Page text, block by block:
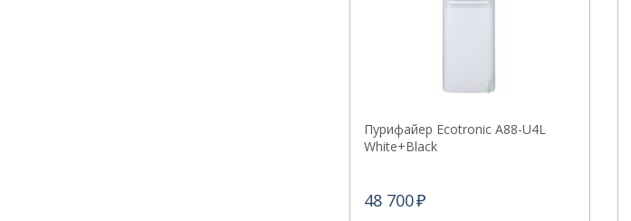
Пурифайер Ecotronic A88-U4L
White+Black
48 700